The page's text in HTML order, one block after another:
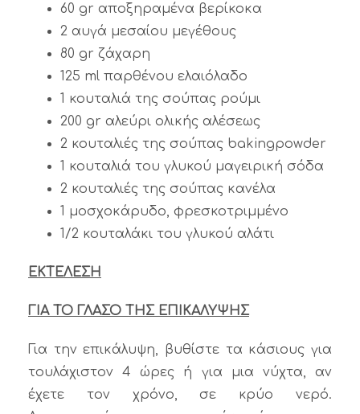
60 gr αποξηραμένα βερίκοκα
2 αυγά μεσαίου μεγέθους
80 gr ζάχαρη
125 ml παρθένου ελαιόλαδο
1 κουταλιά της σούπας ρούμι
200 gr αλεύρι ολικής αλέσεως
2 κουταλιές της σούπας bakingpowder
1 κουταλιά του γλυκού μαγειρική σόδα
2 κουταλιές της σούπας κανέλα
1 μοσχοκάρυδο, φρεσκοτριμμένο
1/2 κουταλάκι του γλυκού αλάτι
ΕΚΤΕΛΕΣΗ
ΓΙΑ ΤΟ ΓΛΑΣΟ ΤΗΣ ΕΠΙΚΑΛΥΨΗΣ
Για την επικάλυψη, βυθίστε τα κάσιους για
τουλάχιστον 4 ώρες ή για μια νύχτα, αν
έχετε τον χρόνο, σε κρύο νερό.